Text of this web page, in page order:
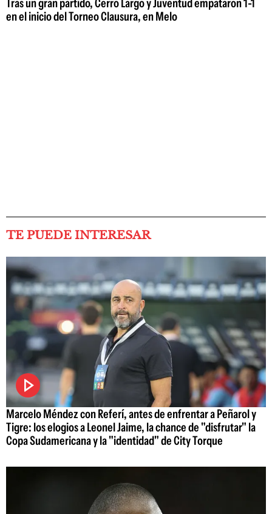
en el inicio del Torneo Clausura, en Melo
TE PUEDE INTERESAR
Marcelo Méndez con Referí, antes de enfrentar a Peñarol y
Tigre: los elogios a Leonel Jaime, la chance de "disfrutar" la
Copa Sudamericana y la "identidad" de City Torque